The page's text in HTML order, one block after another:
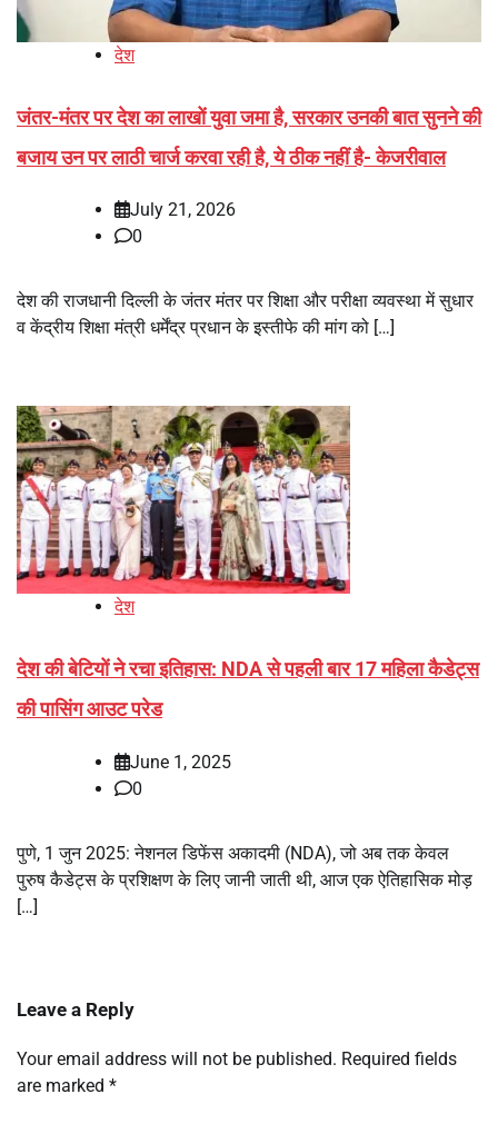
देश
जंतर-मंतर पर देश का लाखों युवा जमा है, सरकार उनकी बात सुनने की
बजाय उन पर लाठी चार्ज करवा रही है, ये ठीक नहीं है- केजरीवाल
July 21, 2026
0
देश की राजधानी दिल्ली के जंतर मंतर पर शिक्षा और परीक्षा व्यवस्था में सुधार
व केंद्रीय शिक्षा मंत्री धर्मेंद्र प्रधान के इस्तीफे की मांग को […]
देश
देश की बेटियों ने रचा इतिहास: NDA से पहली बार 17 महिला कैडेट्स
की पासिंग आउट परेड
June 1, 2025
0
पुणे, 1 जुन 2025: नेशनल डिफेंस अकादमी (NDA), जो अब तक केवल
पुरुष कैडेट्स के प्रशिक्षण के लिए जानी जाती थी, आज एक ऐतिहासिक मोड़
[…]
Leave a Reply
Your email address will not be published. Required fields
are marked *